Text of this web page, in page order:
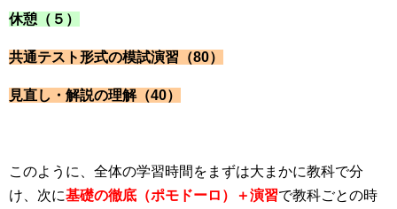
休憩（５）
共通テスト形式の模試演習（80）
見直し・解説の理解（40）
このように、全体の学習時間をまずは大まかに教科で分
け、次に基礎の徹底（ポモドーロ）＋演習で教科ごとの時